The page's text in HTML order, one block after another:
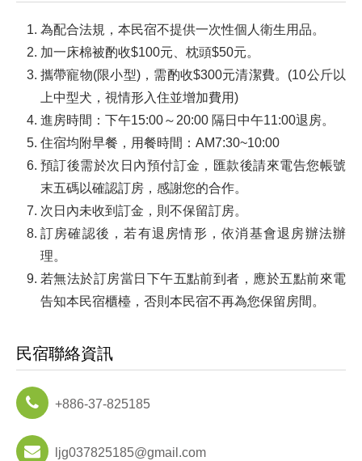
交通位置
優惠訊息
為配合法規，本民宿不提供一次性個人衛生用品。
加一床棉被酌收$100元、枕頭$50元。
攜帶寵物(限小型)，需酌收$300元清潔費。(10公斤以
上中型犬，視情形入住並增加費用)
進房時間：下午15:00～20:00 隔日中午11:00退房。
住宿均附早餐，用餐時間：AM7:30~10:00
預訂後需於次日內預付訂金，匯款後請來電告您帳號
末五碼以確認訂房，感謝您的合作。
次日內未收到訂金，則不保留訂房。
訂房確認後，若有退房情形，依消基會退房辦法辦
理。
若無法於訂房當日下午五點前到者，應於五點前來電
告知本民宿櫃檯，否則本民宿不再為您保留房間。
民宿聯絡資訊
+886-37-825185
ljg037825185@gmail.com